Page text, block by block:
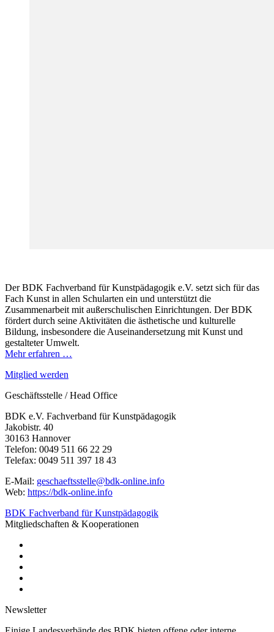
Der BDK Fachverband für Kunstpädagogik e.V. setzt sich für das
Fach Kunst in allen Schularten ein und unterstützt die
Zusammenarbeit mit außerschulischen Einrichtungen. Der BDK
fördert durch seine Aktivitäten die ästhetische und kulturelle
Bildung, insbesondere die Auseinandersetzung mit Kunst und
gestalteter Umwelt.
Mehr erfahren …
Mitglied werden
Geschäftsstelle / Head Office
BDK e.V. Fachverband für Kunstpädagogik
Jakobistr. 40
30163 Hannover
Telefon: 0049 511 66 22 29
Telefax: 0049 511 397 18 43
E-Mail: geschaeftsstelle@bdk-online.info
Web: https://bdk-online.info
BDK Fachverband für Kunstpädagogik
Mitgliedschaften & Kooperationen
Newsletter